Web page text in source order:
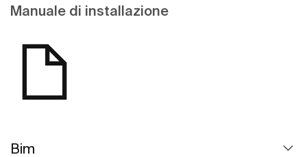
Manuale di installazione
Bim